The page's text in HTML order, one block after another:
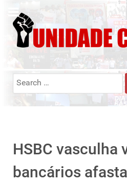
Search
HSBC vasculha
bancários